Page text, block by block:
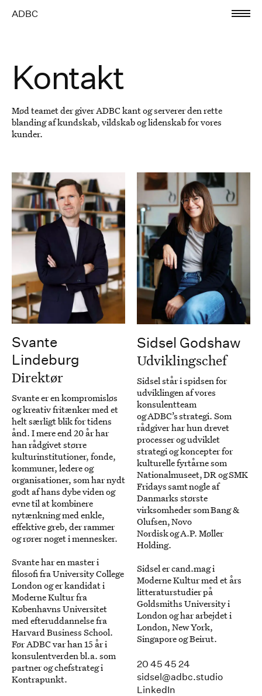
ADBC
Kontakt
Mød teamet der giver ADBC kant og serverer den rette
blanding af kundskab, vildskab og lidenskab for vores
kunder.
Svante
Lindeburg
Direktør
Svante er en kompromisløs
og kreativ fritænker med et
helt særligt blik for tidens
ånd. I mere end 20 år har
han rådgivet større
kulturinstitutioner, fonde,
kommuner, ledere og
organisationer, som har nydt
godt af hans dybe viden og
evne til at kombinere
nytænkning med enkle,
effektive greb, der rammer
og rører noget i mennesker.
Svante har en master i
filosofi fra University College
London og er kandidat i
Moderne Kultur fra
Københavns Universitet
med efteruddannelse fra
Harvard Business School.
Før ADBC var han 15 år i
konsulentverden bl.a. som
partner og chefstrateg i
Kontrapunkt.
Sidsel Godshaw
Udviklingschef
Sidsel står i spidsen for
udviklingen af vores
konsulentteam
og ADBC’s strategi. Som
rådgiver har hun drevet
processer og udviklet
strategi og koncepter for
kulturelle fyrtårne som
Nationalmuseet, DR og SMK
Fridays samt nogle af
Danmarks største
virksomheder som Bang &
Olufsen, Novo
Nordisk og A.P. Møller
Holding.
Sidsel er cand.mag i
Moderne Kultur med et års
litteraturstudier på
Goldsmiths University i
London og har arbejdet i
London, New York,
Singapore og Beirut.
20 45 45 24
sidsel@adbc.studio
LinkedIn